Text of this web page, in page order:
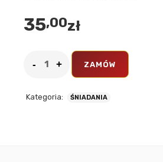
35,00zł
ZAMÓW
Kategoria: ŚNIADANIA